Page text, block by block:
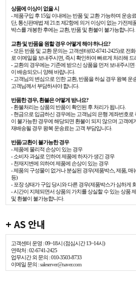
상품에 이상이 없을 시
- 제품구입 후 15일 이내에는 반품 및 교환 가능하며 운송
단, 통신판매법 제 21조 제2항에 의거 이상이 없는 가전제
박스를 개봉한 후에는 교환, 반품 및 환불이 불가능합니다.
교환 및 반품을 원할 경우 어떻게 해야 하나요?
- 모든 반품 및 교환 문의는 고객센터(02-6741-2425)로 전화
로 이메일을 보내주시면, 즉시 확인하여 빠르게 처리해 드
- 교환의 경우에는 기존에 받으신 상품을 먼저 보내주시
이 배송되오니 양해 바랍니다.
- 고객님의 변심으로 인한 교환, 반품을 하실 경우 왕복 운
고객님께서 부담하셔야 합니다.
반품한 경우, 환불은 어떻게 받나요?
- 환불처리는 상품의 반품이 확인된 후 처리가 됩니다.
- 현금으로 입금하신 경우에는 고객님의 은행 계좌번호로
이 불가능한 경우에 해당되면 환불이 되지 않으며 고객에
재배송될 경우 왕복 운송료는 고객 부담입니다.
반품/교환이 불가능한 경우
- 제품에 물리적 손상이 있는 경우
- 소비자 과실로 인하여 제품에 하자가 생긴 경우
- 천재지변에 의하여 제품에 손상이 있는 경우
- 제품의 구성물이 없거나 분실된 경우(제품박스, 제품, 매
등)
- 포장 상태가 구입 당시와 다른 경우(제품박스가 심하게
- 시간이 지체되면서 상품의 가치를 상실할 수 있는 상품
및 환불이 불가능합니다.
+ AS 안내
고객센터 운영 : 09~18시 (점심시간 13~14시)
연락처 : 02-6741-2425
업무시간 외 문의 : 010-3503-8733
이메일 문의 :saleserver@naver.com